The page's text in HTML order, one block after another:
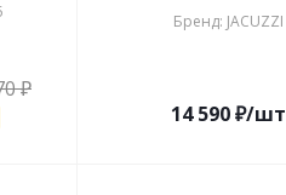
₽
Бренд: JACUZZI
14 590₽/шт